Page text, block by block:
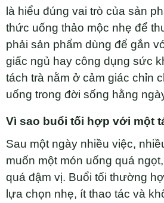
là hiểu đúng vai trò của sản
thức uống thảo mộc nhẹ để
phải sản phẩm dùng để gắn
giấc ngủ hay công dụng sức
tách trà nằm ở cảm giác chỉn
uống trong đời sống hằng
Vì sao buổi tối hợp với một
Sau một ngày nhiều việc,
muốn một món uống quá
quá đậm vị. Buổi tối thường
lựa chọn nhẹ, ít thao tác và